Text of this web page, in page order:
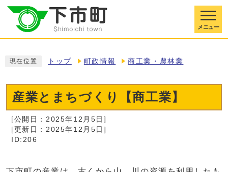
メニュー
現在位置 トップ 町政情報 商工業・農林業
産業とまちづくり【商工業】
[公開日：2025年12月5日]
[更新日：2025年12月5日]
ID:206